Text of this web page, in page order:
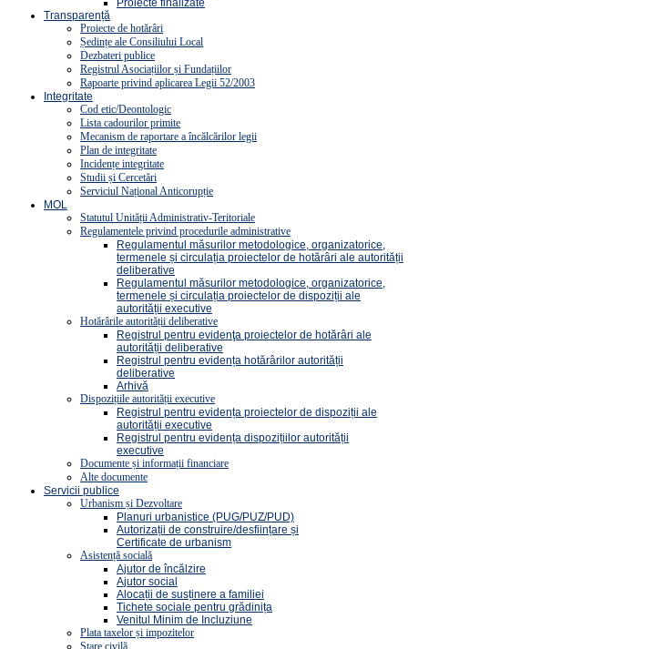
Proiecte finalizate
Transparență
Proiecte de hotărâri
Ședințe ale Consiliului Local
Dezbateri publice
Registrul Asociațiilor și Fundațiilor
Rapoarte privind aplicarea Legii 52/2003
Integritate
Cod etic/Deontologic
Lista cadourilor primite
Mecanism de raportare a încălcărilor legii
Plan de integritate
Incidențe integritate
Studii și Cercetări
Serviciul Național Anticorupție
MOL
Statutul Unității Administrativ-Teritoriale
Regulamentele privind procedurile administrative
Regulamentul măsurilor metodologice, organizatorice,
termenele și circulația proiectelor de hotărâri ale autorității
deliberative
Regulamentul măsurilor metodologice, organizatorice,
termenele și circulația proiectelor de dispoziții ale
autorității executive
Hotărârile autorității deliberative
Registrul pentru evidenţa proiectelor de hotărâri ale
autorității deliberative
Registrul pentru evidența hotărârilor autorității
deliberative
Arhivă
Dispozițiile autorității executive
Registrul pentru evidența proiectelor de dispoziții ale
autorității executive
Registrul pentru evidența dispozițiilor autorității
executive
Documente și informații financiare
Alte documente
Servicii publice
Urbanism și Dezvoltare
Planuri urbanistice (PUG/PUZ/PUD)
Autorizații de construire/desființare și
Certificate de urbanism
Asistență socială
Ajutor de încălzire
Ajutor social
Alocații de susținere a familiei
Tichete sociale pentru grădinița
Venitul Minim de Incluziune
Plata taxelor și impozitelor
Stare civilă